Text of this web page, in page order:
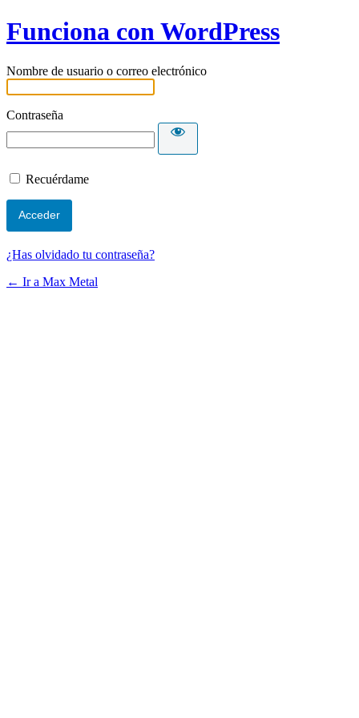
Funciona con WordPress
Nombre de usuario o correo electrónico
Contraseña
Recuérdame
¿Has olvidado tu contraseña?
← Ir a Max Metal